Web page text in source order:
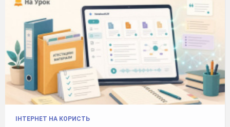
ІНТЕРНЕТ НА КОРИСТЬ